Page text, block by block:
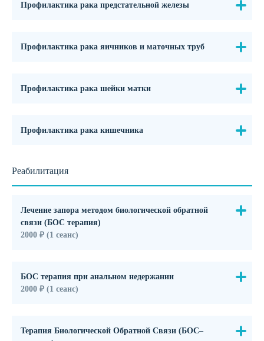
Профилактика рака предстательной железы
Профилактика рака яичников и маточных труб
Профилактика рака шейки матки
Профилактика рака кишечника
Реабилитация
Лечение запора методом биологической обратной
связи (БОС терапия)
2000 ₽ (1 сеанс)
БОС терапия при анальном недержании
2000 ₽ (1 сеанс)
Терапия Биологической Обратной Связи (БОС‒